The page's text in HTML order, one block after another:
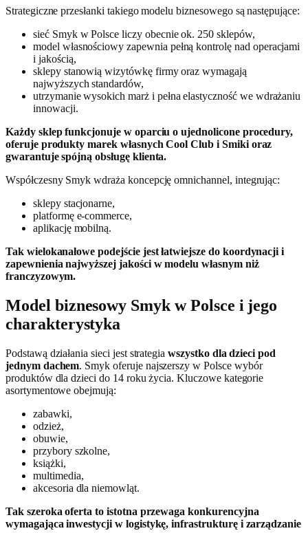
Strategiczne przesłanki takiego modelu biznesowego są następujące:
sieć Smyk w Polsce liczy obecnie ok. 250 sklepów,
model własnościowy zapewnia pełną kontrolę nad operacjami
i jakością,
sklepy stanowią wizytówkę firmy oraz wymagają
najwyższych standardów,
utrzymanie wysokich marż i pełna elastyczność we wdrażaniu
innowacji.
Każdy sklep funkcjonuje w oparciu o ujednolicone procedury,
oferuje produkty marek własnych Cool Club i Smiki oraz
gwarantuje spójną obsługę klienta.
Współczesny Smyk wdraża koncepcję omnichannel, integrując:
sklepy stacjonarne,
platformę e-commerce,
aplikację mobilną.
Tak wielokanałowe podejście jest łatwiejsze do koordynacji i
zapewnienia najwyższej jakości w modelu własnym niż
franczyzowym.
Model biznesowy Smyk w Polsce i jego
charakterystyka
Podstawą działania sieci jest strategiawszystko dla dzieci pod
jednym dachem. Smyk oferuje najszerszy w Polsce wybór
produktów dla dzieci do 14 roku życia. Kluczowe kategorie
asortymentowe obejmują:
zabawki,
odzież,
obuwie,
przybory szkolne,
książki,
multimedia,
akcesoria dla niemowląt.
Tak szeroka oferta to istotna przewaga konkurencyjna
wymagająca inwestycji w logistykę, infrastrukturę i zarządzanie